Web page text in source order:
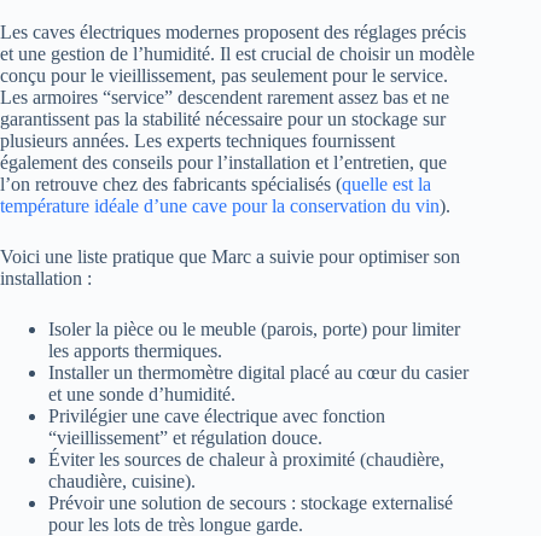
Les caves électriques modernes proposent des réglages précis
et une gestion de l’humidité. Il est crucial de choisir un modèle
conçu pour le vieillissement, pas seulement pour le service.
Les armoires “service” descendent rarement assez bas et ne
garantissent pas la stabilité nécessaire pour un stockage sur
plusieurs années. Les experts techniques fournissent
également des conseils pour l’installation et l’entretien, que
l’on retrouve chez des fabricants spécialisés (quelle est la
température idéale d’une cave pour la conservation du vin).
Voici une liste pratique que Marc a suivie pour optimiser son
installation :
Isoler la pièce ou le meuble (parois, porte) pour limiter
les apports thermiques.
Installer un thermomètre digital placé au cœur du casier
et une sonde d’humidité.
Privilégier une cave électrique avec fonction
“vieillissement” et régulation douce.
Éviter les sources de chaleur à proximité (chaudière,
chaudière, cuisine).
Prévoir une solution de secours : stockage externalisé
pour les lots de très longue garde.